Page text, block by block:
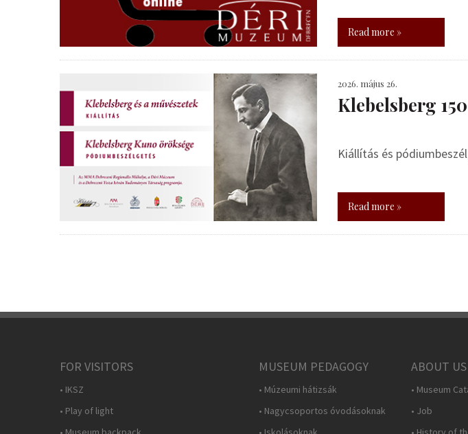
Read more »
2026. május 26.
Klebelsberg 150
Kiállítás és
Read more »
FOR VISITORS
• IKSZ
• Play of light
MUSEUM PEDAGOGY
• Múzeumi hátizsák
• Nagycsoportos óvodásoknak
ABOUT US
• Museum
• Job